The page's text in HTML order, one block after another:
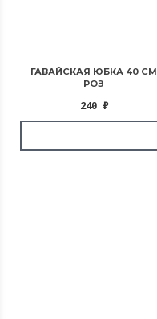
ГАВАЙСКАЯ ЮБКА 40 СМ
РОЗ
240 ₽